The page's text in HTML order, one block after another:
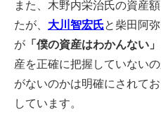
また、木野内栄治氏の資産
たが、 大川智宏氏 と柴田阿
が 「僕の資産はわかんない」
産を正確に把握していない
がないのかは明確にされて
しています。